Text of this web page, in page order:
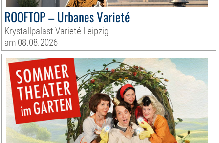
ROOFTOP – Urbanes Varieté
Krystallpalast Varieté Leipzig
am 08.08.2026